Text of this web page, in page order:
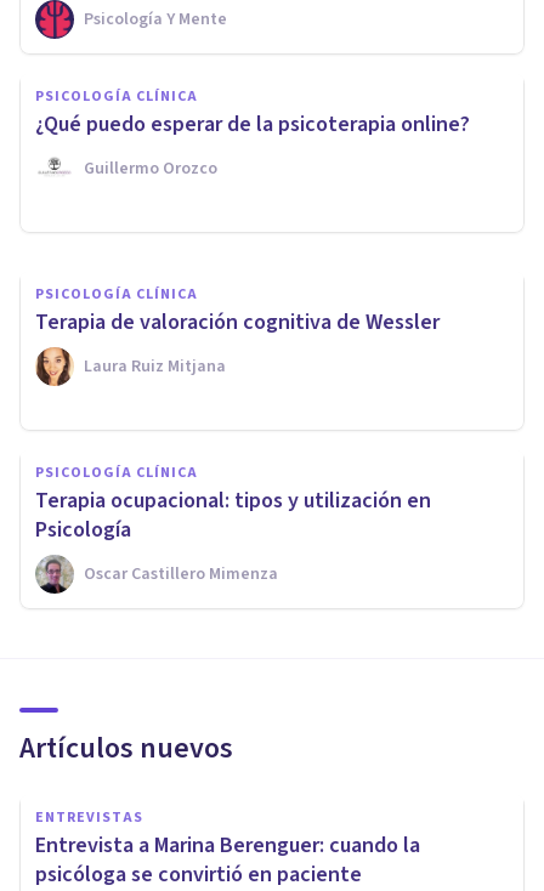
Psicología Y Mente
PSICOLOGÍA CLÍNICA
¿Qué puedo esperar de la psicoterapia online?
Guillermo Orozco
PSICOLOGÍA CLÍNICA
Terapia de ensayo en
imaginación: ¿en qué consiste
y cómo funciona?
PSICOLOGÍA CLÍNICA
Terapia de valoración cognitiva de Wessler
Laura Ruiz Mitjana
PSICOLOGÍA CLÍNICA
Terapia ocupacional: tipos y utilización en
Psicología
Oscar Castillero Mimenza
Artículos nuevos
ENTREVISTAS
Entrevista a Marina Berenguer: cuando la
psicóloga se convirtió en paciente